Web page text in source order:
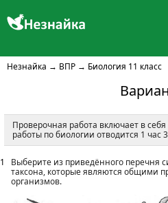
Незнайка → ВПР → Биология 11 класс
Проверочная работа включает в
работы по биологии отводится 1 час
1
Выберите из приведённого перечня
таксона, которые являются общими
организмов.